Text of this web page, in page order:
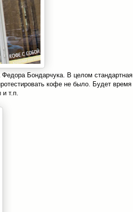
Бондарчука. В целом стандартная
кофе не было. Будет время
т.п.